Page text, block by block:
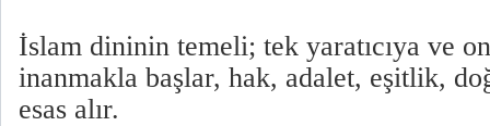
İslam dininin temeli; tek yaratıcıya ve
inanmakla başlar, hak, adalet, eşitlik,
esas alır.